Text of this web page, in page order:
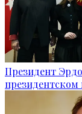
Президент
президентском